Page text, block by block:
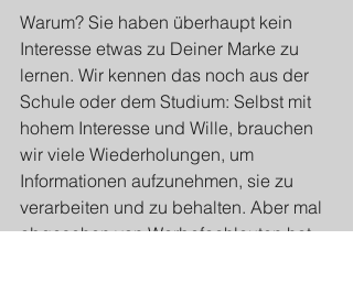
Warum? Sie haben überhaupt kein
Interesse etwas zu Deiner Marke zu
lernen. Wir kennen das noch aus der
Schule oder dem Studium: Selbst mit
hohem Interesse und Wille, brauchen
wir viele Wiederholungen, um
Informationen aufzunehmen, sie zu
verarbeiten und zu behalten. Aber mal
abgesehen von Werbefachleuten hat